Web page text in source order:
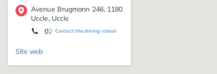
Avenue Brugmann 246, 1180
Uccle, Uccle
Contact the driving school
02 345 16 16
Site web